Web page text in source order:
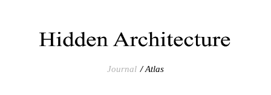
Journal Atlas